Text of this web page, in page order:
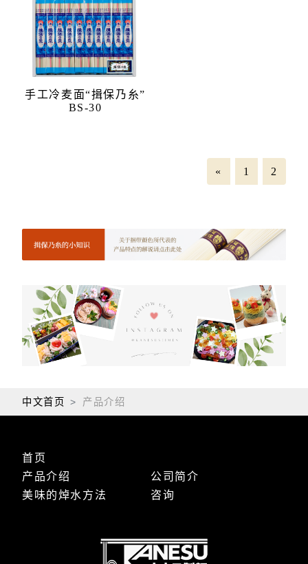
手工冷麦面“揖保乃糸”
BS-30
« 1 2
中文首页 产品介绍
首页
产品介绍
美味的焯水方法
公司简介
咨询